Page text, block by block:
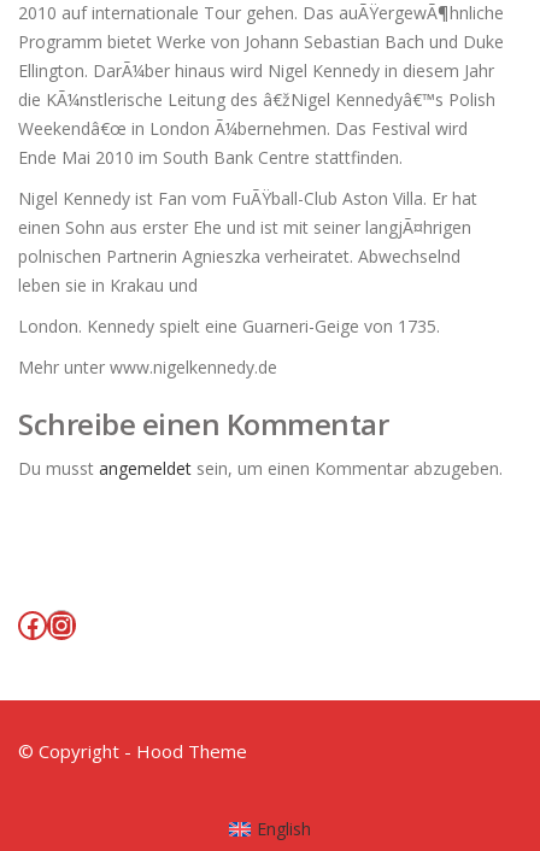
2010 auf internationale Tour gehen. Das auÃŸergewÃ¶hnliche
Programm bietet Werke von Johann Sebastian Bach und Duke
Ellington. DarÃ¼ber hinaus wird Nigel Kennedy in diesem Jahr
die KÃ¼nstlerische Leitung des â€žNigel Kennedyâ€™s Polish
Weekendâ€œ in London Ã¼bernehmen. Das Festival wird
Ende Mai 2010 im South Bank Centre stattfinden.
Nigel Kennedy ist Fan vom FuÃŸball-Club Aston Villa. Er hat
einen Sohn aus erster Ehe und ist mit seiner langjÃ¤hrigen
polnischen Partnerin Agnieszka verheiratet. Abwechselnd
leben sie in Krakau und
London. Kennedy spielt eine Guarneri-Geige von 1735.
Mehr unter www.nigelkennedy.de
Schreibe einen Kommentar
Du musst angemeldet sein, um einen Kommentar abzugeben.
Facebook
Instagram
© Copyright - Hood Theme
English